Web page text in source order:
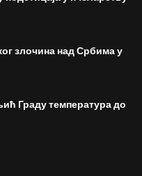
злочина над Србима у
Граду температура до